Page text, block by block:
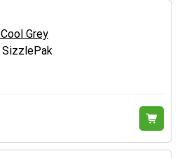
Grey
SizzlePak